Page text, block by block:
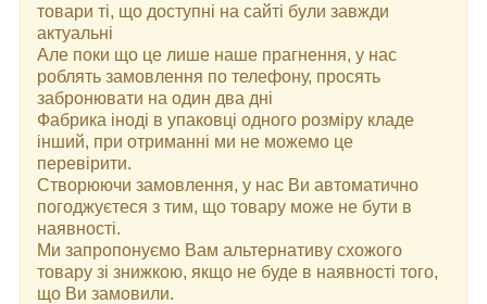
товари ті, що доступні на сайті були завжди
актуальні
Але поки що це лише наше прагнення, у нас
роблять замовлення по телефону, просять
забронювати на один два дні
Фабрика іноді в упаковці одного розміру кладе
інший, при отриманні ми не можемо це
перевірити.
Створюючи замовлення, у нас Ви автоматично
погоджуєтеся з тим, що товару може не бути в
наявності.
Ми запропонуємо Вам альтернативу схожого
товару зі знижкою, якщо не буде в наявності того,
що Ви замовили.